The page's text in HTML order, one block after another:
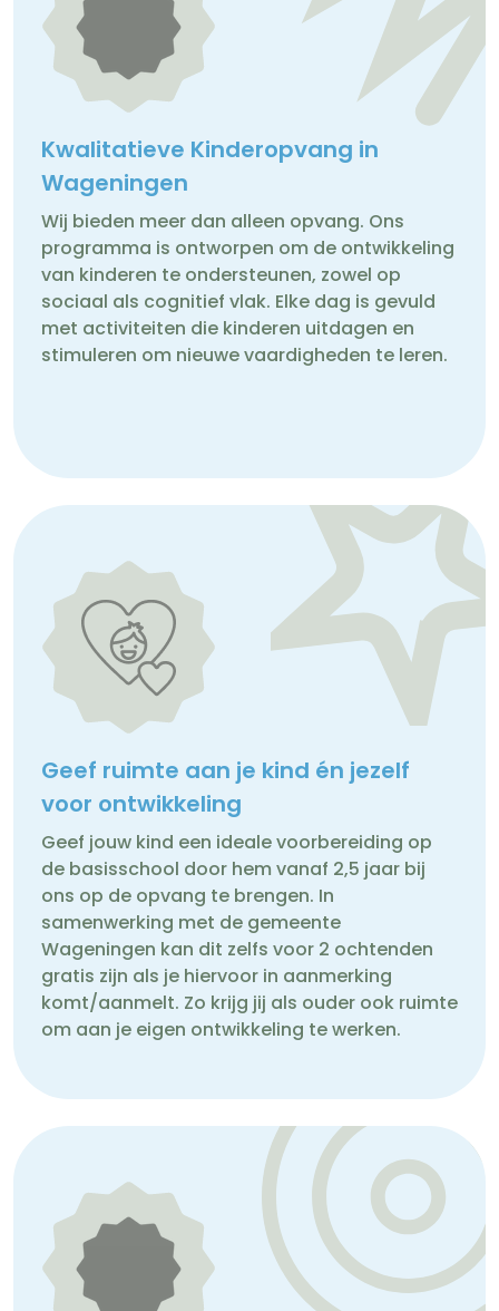
Kwalitatieve Kinderopvang in
Wageningen
Wij bieden meer dan alleen opvang. Ons
programma is ontworpen om de ontwikkeling
van kinderen te ondersteunen, zowel op
sociaal als cognitief vlak. Elke dag is gevuld
met activiteiten die kinderen uitdagen en
stimuleren om nieuwe vaardigheden te leren.
Geef ruimte aan je kind én jezelf
voor ontwikkeling
Geef jouw kind een ideale voorbereiding op
de basisschool door hem vanaf 2,5 jaar bij
ons op de opvang te brengen. In
samenwerking met de gemeente
Wageningen kan dit zelfs voor 2 ochtenden
gratis zijn als je hiervoor in aanmerking
komt/aanmelt. Zo krijg jij als ouder ook ruimte
om aan je eigen ontwikkeling te werken.